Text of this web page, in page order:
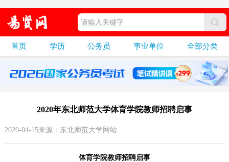
首页 学历 公务员 事业单位 全部分类
2020年东北师范大学体育学院教师招聘启事
2020-04-15来源：东北师范大学网站
体育学院教师招聘启事